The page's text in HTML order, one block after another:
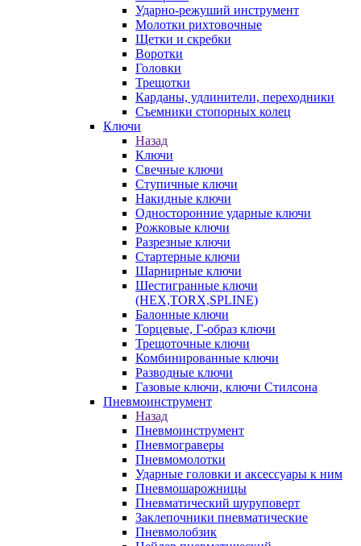
Ударно-режуший инструмент
Молотки рихтовочные
Щетки и скребки
Воротки
Головки
Трещотки
Карданы, удлинители, переходники
Съемники стопорных колец
Ключи
Назад
Ключи
Свечные ключи
Ступичные ключи
Накидные ключи
Односторонние ударные ключи
Рожковые ключи
Разрезные ключи
Стартерные ключи
Шарнирные ключи
Шестигранные ключи
(HEX,TORX,SPLINE)
Балонные ключи
Торцевые, Г-образ ключи
Трещоточные ключи
Комбинированные ключи
Разводные ключи
Газовые ключи, ключи Стилсона
Пневмоинструмент
Назад
Пневмоинструмент
Пневмограверы
Пневмомолотки
Ударные головки и аксессуары к ним
Пневмошарожницы
Пневматический шуруповерт
Заклепочники пневматические
Пневмолобзик